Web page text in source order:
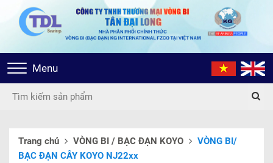
Toggle
navigation
Menu
Trang chủ VÒNG BI / BẠC ĐẠN KOYO
VÒNG BI/
BẠC ĐẠN CÂY KOYO NJ22xx